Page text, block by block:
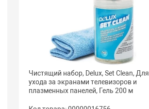
Чистящий набор, Delux, Set Clean, Для
ухода за экранами телевизоров и
плазменных панелей, Гель 200 м